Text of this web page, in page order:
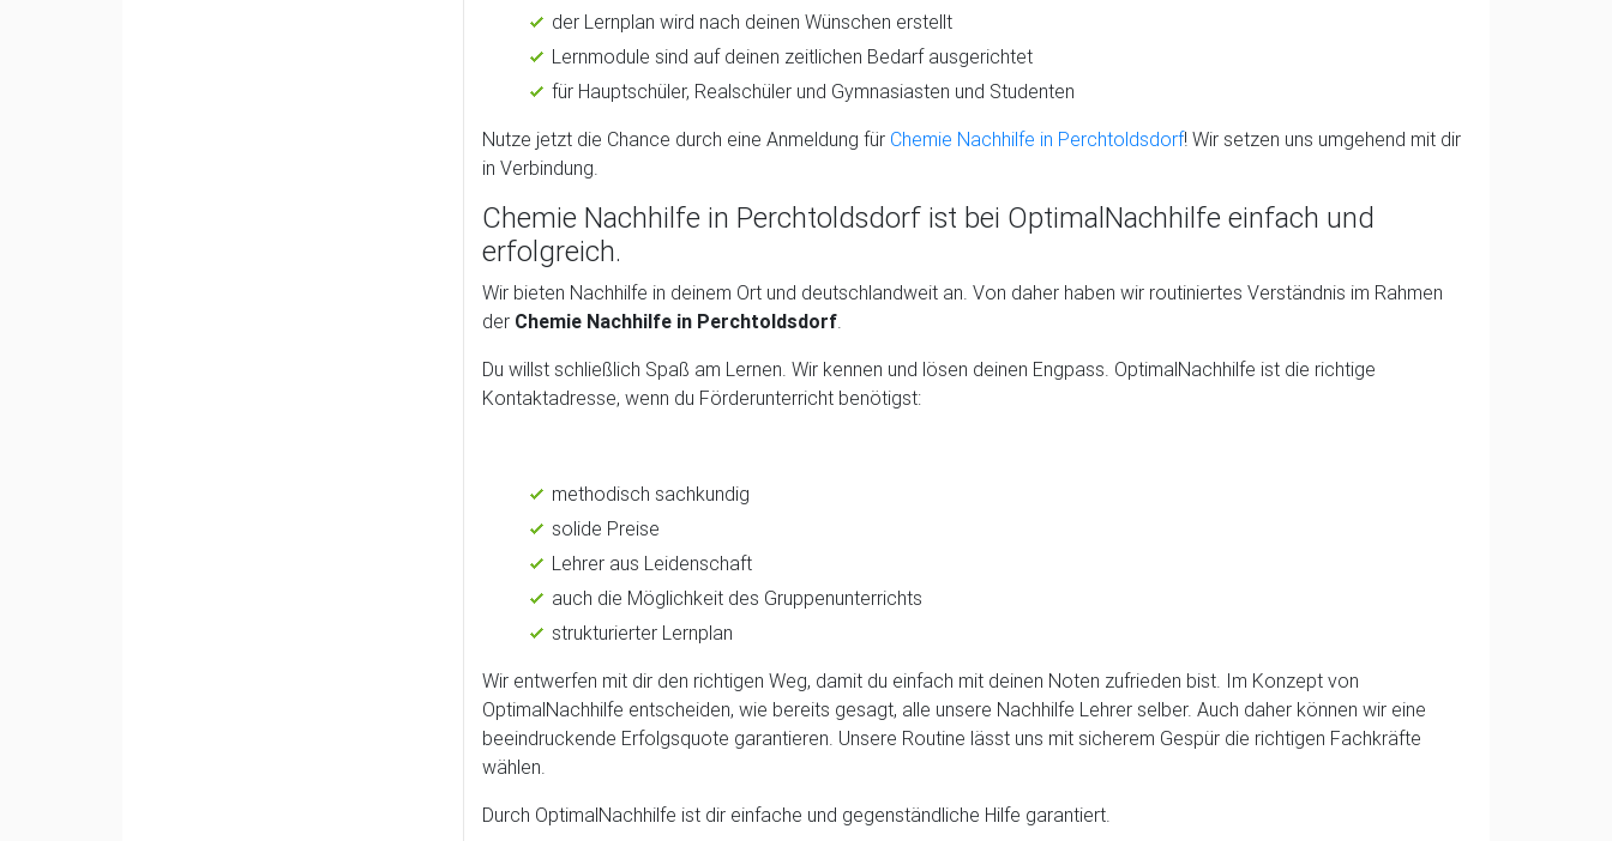
der Lernplan wird nach deinen Wünschen erstellt
Lernmodule sind auf deinen zeitlichen Bedarf ausgerichtet
für Hauptschüler, Realschüler und Gymnasiasten und Studenten
Nutze jetzt die Chance durch eine Anmeldung für Chemie Nachhilfe in Perchtoldsdorf! Wir setzen uns umgehend mit dir
in Verbindung.
Chemie Nachhilfe in Perchtoldsdorf ist bei OptimalNachhilfe einfach und
erfolgreich.
Wir bieten Nachhilfe in deinem Ort und deutschlandweit an. Von daher haben wir routiniertes Verständnis im Rahmen
der Chemie Nachhilfe in Perchtoldsdorf
Du willst schließlich Spaß am Lernen. Wir kennen und lösen deinen Engpass. OptimalNachhilfe ist die richtige
Kontaktadresse, wenn du Förderunterricht benötigst:
methodisch sachkundig
solide Preise
Lehrer aus Leidenschaft
auch die Möglichkeit des Gruppenunterrichts
strukturierter Lernplan
Wir entwerfen mit dir den richtigen Weg, damit du einfach mit deinen Noten zufrieden bist. Im Konzept von
OptimalNachhilfe entscheiden, wie bereits gesagt, alle unsere Nachhilfe Lehrer selber. Auch daher können wir eine
beeindruckende Erfolgsquote garantieren. Unsere Routine lässt uns mit sicherem Gespür die richtigen Fachkräfte
wählen.
Durch OptimalNachhilfe ist dir einfache und gegenständliche Hilfe garantiert.